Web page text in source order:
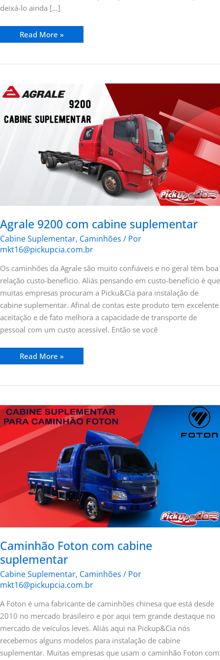
deixá-lo ainda […]
Read More »
Agrale 9200 com cabine suplementar
Cabine Suplementar, Caminhões / Por
mkt16@pickupcia.com.br
Os caminhões da Agrale são muito confiáveis e no geral têm boa
relação custo-benefício. Aliás pensando em custo-benefício é que
muitas empresas procuram a Picku&Cia para instalação de
cabine suplementar. Afinal de contas este produto tem excelente
aceitação e de fato melhora a capacidade de transporte de
pessoal com um custo acessível. Então se você
9200
com
suplementar
Read More »
Caminhão Foton com cabine
suplementar
Cabine Suplementar, Caminhões / Por
mkt16@pickupcia.com.br
A Foton é uma fabricante de caminhões chinesa que está desde
2010 no mercado brasileiro e por aqui tem grande destaque no
mercado de veículos leves. Aliás aqui na Pickup&Cia nós
recebemos alguns modelos para instalação de cabine
suplementar. Muitas empresas que usam o caminhão Foton com
Caminhão
Foton
com
cabine
suplementar